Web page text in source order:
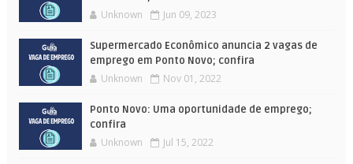
Unknown Jun 09, 2023
Supermercado Econômico anuncia 2 vagas de
emprego em Ponto Novo; confira
Unknown Nov 01, 2022
Ponto Novo: Uma oportunidade de emprego;
confira
Unknown Jul 15, 2022